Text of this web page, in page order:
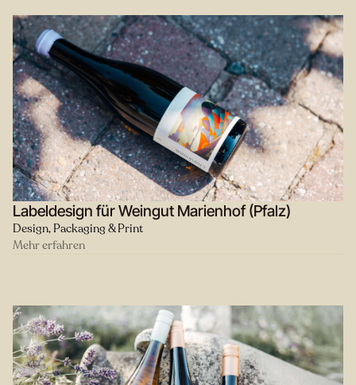
Labeldesign für Weingut Marienhof (Pfalz)
Design, Packaging & Print
Mehr erfahren